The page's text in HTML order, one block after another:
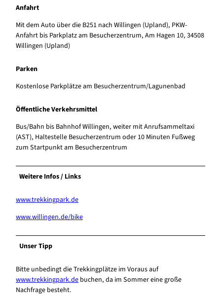
Anfahrt
Mit dem Auto über die B251 nach Willingen (Upland), PKW-
Anfahrt bis Parkplatz am Besucherzentrum, Am Hagen 10, 34508
Willingen (Upland)
Parken
Kostenlose Parkplätze am Besucherzentrum/Lagunenbad
Öffentliche Verkehrsmittel
Bus/Bahn bis Bahnhof Willingen, weiter mit Anrufsammeltaxi
(AST), Haltestelle Besucherzentrum oder 10 Minuten Fußweg
zum Startpunkt am Besucherzentrum
Weitere Infos / Links
www.trekkingpark.de
www.willingen.de/bike
Unser Tipp
Bitte unbedingt die Trekkingplätze im Voraus auf
www.trekkingpark.de buchen, da im Sommer eine große
Nachfrage besteht.